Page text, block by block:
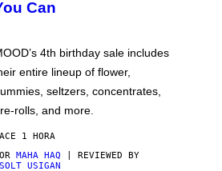
Can
4th birthday sale includes
entire lineup of flower,
seltzers, concentrates,
rolls, and more.
1 HORA
MAHA HAQ | REVIEWED BY
USIGAN